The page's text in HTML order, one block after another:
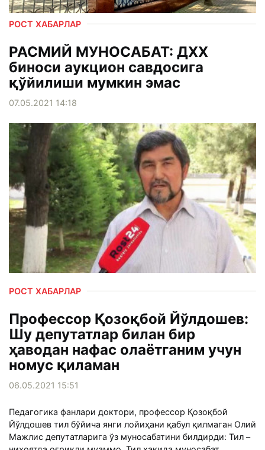
РОСТ ХАБАРЛАР
РАСМИЙ МУНОСАБАТ: ДХХ
биноси аукцион савдосига
қўйилиши мумкин эмас
07.05.2021 14:18
РОСТ ХАБАРЛАР
Профессор Қозоқбой Йўлдошев:
Шу депутатлар билан бир
ҳаводан нафас олаётганим учун
номус қиламан
06.05.2021 15:51
Педагогика фанлари доктори, профессор Қозоқбой
Йўлдошев тил бўйича янги лойиҳани қабул қилмаган Олий
Мажлис депутатларига ўз муносабатини билдирди: Тил –